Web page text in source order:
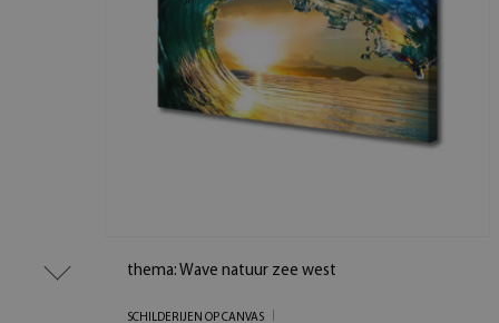
thema: Wave natuur zee west
SCHILDERIJEN OP CANVAS